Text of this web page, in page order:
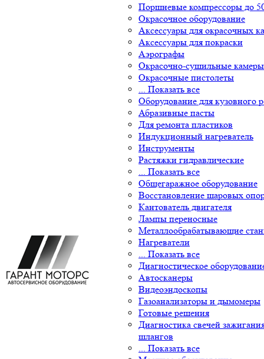
Поршневые компрессоры до 50
Окрасочное оборудование
Аксессуары для окрасочных
Аксессуары для покраски
Аэрографы
Окрасочно-сушильные камеры
Окрасочные пистолеты
... Показать все
Оборудование для кузовного
Абразивные пасты
Для ремонта пластиков
Индукционный нагреватель
Инструменты
Растяжки гидравлические
... Показать все
Общегаражное оборудование
Восстановление шаровых опор
Кантователь двигателя
Лампы переносные
Металлообрабатывающие
Нагреватели
... Показать все
Диагностическое оборудование
Автосканеры
Видеоэндоскопы
Газоанализаторы и дымомеры
Готовые решения
Диагностика свечей зажигания,
шлангов
... Показать все